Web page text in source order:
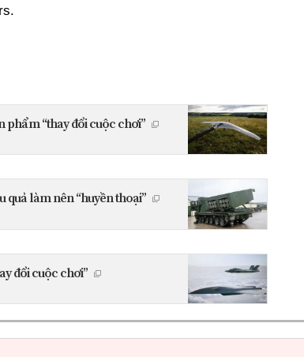
phẩm “thay đổi cuộc chơi”
quả làm nên “huyền thoại”
đổi cuộc chơi”